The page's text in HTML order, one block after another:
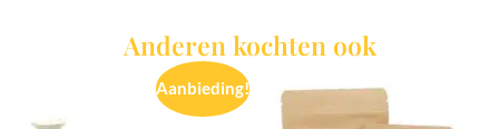
Anderen kochten ook
Aanbieding!